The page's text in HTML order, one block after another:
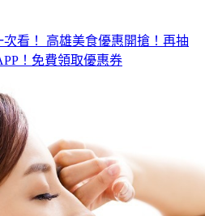
看！ 高雄美食優惠開搶！再抽
！免費領取優惠券